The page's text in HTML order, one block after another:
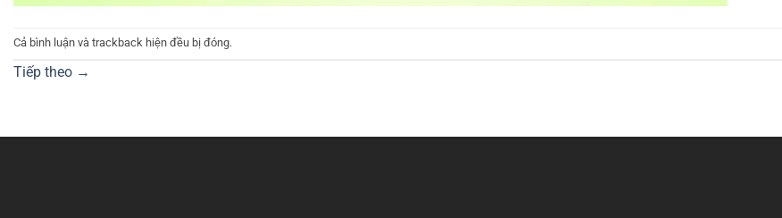
Cả bình luận và trackback hiện đều bị đóng.
Tiếp theo →